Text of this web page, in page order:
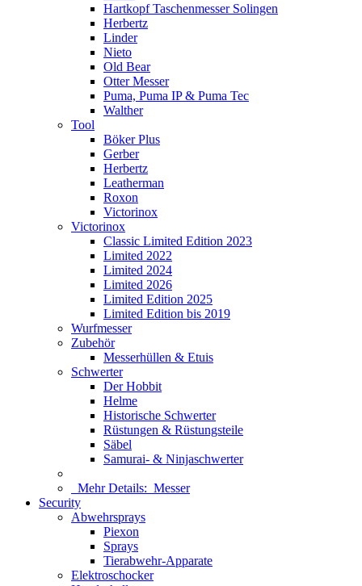
Hartkopf Taschenmesser Solingen
Herbertz
Linder
Nieto
Old Bear
Otter Messer
Puma, Puma IP & Puma Tec
Walther
Tool
Böker Plus
Gerber
Herbertz
Leatherman
Roxon
Victorinox
Victorinox
Classic Limited Edition 2023
Limited 2022
Limited 2024
Limited 2026
Limited Edition 2025
Limited Edition bis 2019
Wurfmesser
Zubehör
Messerhüllen & Etuis
Schwerter
Der Hobbit
Helme
Historische Schwerter
Rüstungen & Rüstungsteile
Säbel
Samurai- & Ninjaschwerter
Mehr Details: Messer
Security
Abwehrsprays
Piexon
Sprays
Tierabwehr-Apparate
Elektroschocker